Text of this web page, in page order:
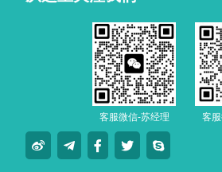
客服微信-苏经理 客